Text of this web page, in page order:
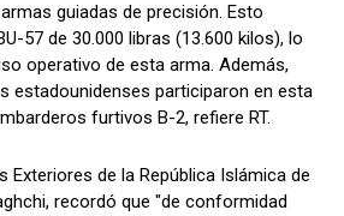
guiadas de precisión. Esto
57 de 30.000 libras (13.600 kilos), lo
operativo de esta arma. Además,
estadounidenses participaron en esta
furtivos B-2, refiere RT.
Exteriores de la República Islámica de
recordó que "de conformidad